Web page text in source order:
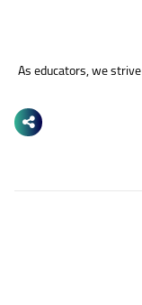
As educators, we